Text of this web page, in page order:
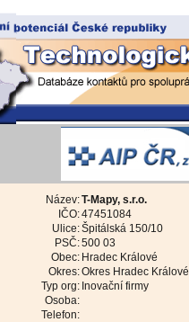
Název:T-Mapy, s.r.o.
IČO:47451084
Ulice:Špitálská 150/10
PSČ:500 03
Obec: Hradec Králové
Okres:Okres Hradec Králové
Typ org: Inovační firmy
Osoba:
Telefon: